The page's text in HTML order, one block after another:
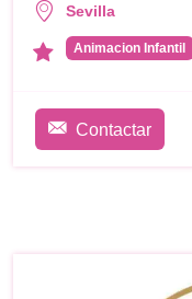
Sevilla
Animacion Infantil
Contactar